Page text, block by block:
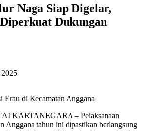
Naga Siap Digelar,
Dukungan
2025
Erau di Kecamatan Anggana
KARTANEGARA – Pelaksanaan
Anggana tahun ini dipastikan berlangsung